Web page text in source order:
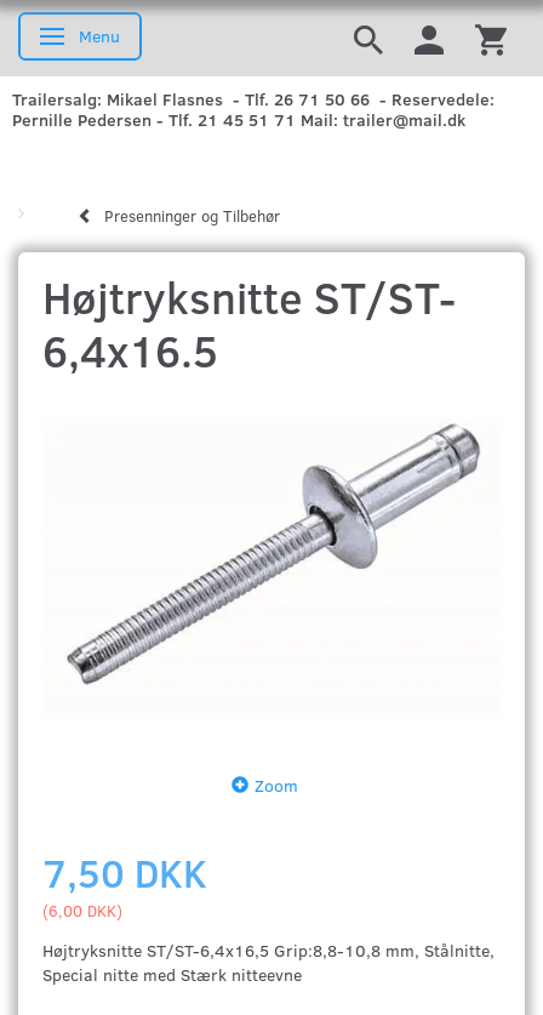
Skifte navigation
Menu
Trailersalg: Mikael Flasnes - Tlf. 26 71 50 66 - Reservedele:
Pernille Pedersen - Tlf. 21 45 51 71 Mail: trailer@mail.dk
Presenninger og Tilbehør
Højtryksnitte ST/ST-
6,4x16.5
Zoom
7,50 DKK
(6,00 DKK)
Højtryksnitte ST/ST-6,4x16,5 Grip:8,8-10,8 mm, Stålnitte,
Special nitte med Stærk nitteevne